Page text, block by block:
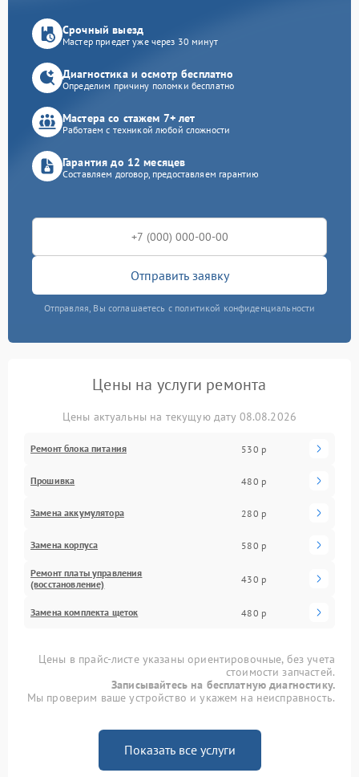
Срочный выезд
Мастер приедет уже через 30 минут
Диагностика и осмотр бесплатно
Определим причину поломки бесплатно
Мастера со стажем 7+ лет
Работаем с техникой любой сложности
Гарантия до 12 месяцев
Составляем договор, предоставляем гарантию
Отправить заявку
Отправляя, Вы соглашаетесь с политикой конфиденциальности
Цены на услуги ремонта
Цены актуальны на текущую дату 08.08.2026
Ремонт блока питания 530 р
Прошивка 480 р
Замена аккумулятора 280 р
Замена корпуса 580 р
Ремонт платы управления
(восстановление)
430 р
Замена комплекта щеток 480 р
Цены в прайс-листе указаны ориентировочные, без учета
стоимости запчастей.
Записывайтесь на бесплатную диагностику.
Мы проверим ваше устройство и укажем на неисправность.
Показать все услуги